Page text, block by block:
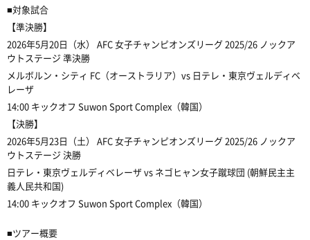
■対象試合
【準決勝】
2026年5月20日（水） AFC 女子チャンピオンズリーグ 2025/26 ノックア
ウトステージ 準決勝
メルボルン・シティ FC（オーストラリア）vs 日テレ・東京ヴェルディベ
レーザ
14:00 キックオフ Suwon Sport Complex（韓国）
【決勝】
2026年5月23日（土） AFC 女子チャンピオンズリーグ 2025/26 ノックア
ウトステージ 決勝
日テレ・東京ヴェルディベレーザ vs ネゴヒャン女子蹴球団 (朝鮮民主主
義人民共和国)
14:00 キックオフ Suwon Sport Complex（韓国）
■ツアー概要